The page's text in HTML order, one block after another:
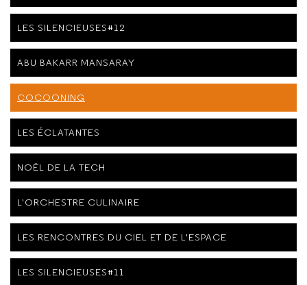
LES SILENCIEUSES#12
ABU BAKARR MANSARAY
COCOONING
LES ÉCLATANTES
NOËL DE LA TECH
L'ORCHESTRE CULINAIRE
LES RENCONTRES DU CIEL ET DE L'ESPACE
LES SILENCIEUSES#11